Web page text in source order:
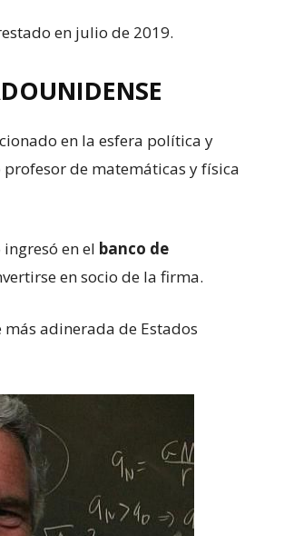
en julio de 2019.
en la esfera política y
de matemáticas y física
en el banco de
en socio de la firma.
adinerada de Estados